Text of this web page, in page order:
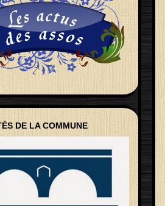
DE LA COMMUNE